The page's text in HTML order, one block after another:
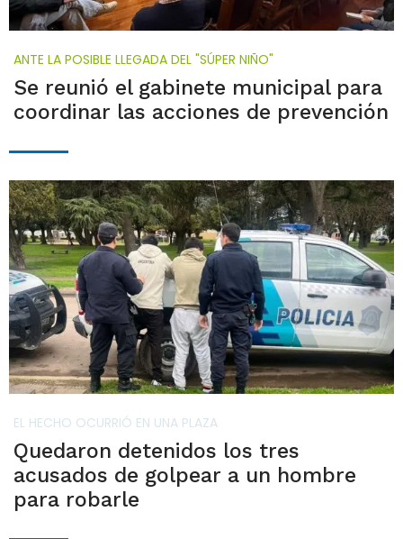
ANTE LA POSIBLE LLEGADA DEL "SÚPER NIÑO"
Se reunió el gabinete municipal para
coordinar las acciones de prevención
EL HECHO OCURRIÓ EN UNA PLAZA
Quedaron detenidos los tres
acusados de golpear a un hombre
para robarle